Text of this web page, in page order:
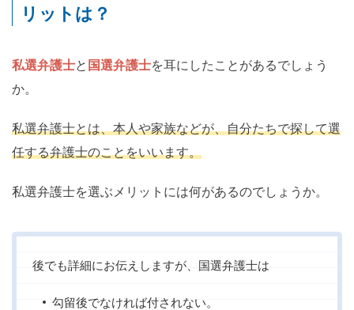
リットは？
私選弁護士と 国選弁護士を耳にしたことがあるでしょう
か。
私選弁護士とは、本人や家族などが、自分たちで探して選
任する弁護士のことをいいます。
私選弁護士を選ぶメリットには何があるのでしょうか。
後でも詳細にお伝えしますが、国選弁護士は
勾留後でなければ付されない。